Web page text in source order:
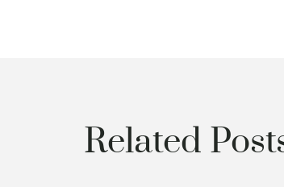
Related